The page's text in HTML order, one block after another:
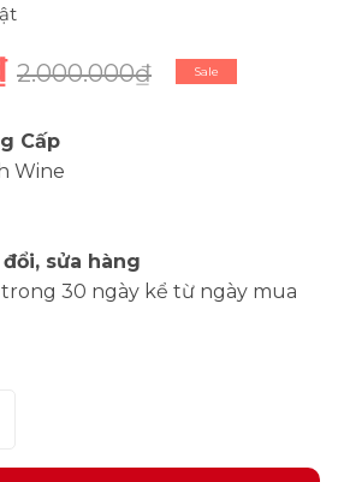
2.000.000₫ Sale
Cấp
Wine
sửa hàng
30 ngày kể từ ngày mua